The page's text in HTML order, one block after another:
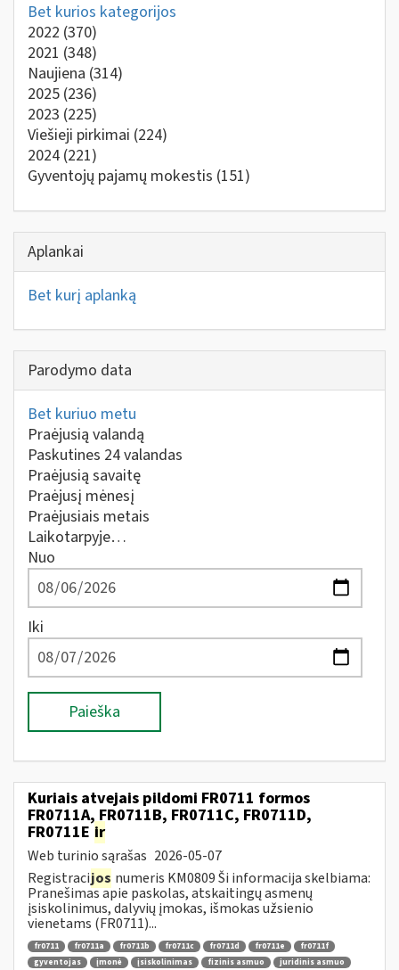
Bet kurios kategorijos
2022 (370)
2021 (348)
Naujiena (314)
2025 (236)
2023 (225)
Viešieji pirkimai (224)
2024 (221)
Gyventojų pajamų mokestis (151)
Aplankai
Bet kurį aplanką
Parodymo data
Bet kuriuo metu
Praėjusią valandą
Paskutines 24 valandas
Praėjusią savaitę
Praėjusį mėnesį
Praėjusiais metais
Laikotarpyje…
Nuo
Iki
Paieška
Kuriais atvejais pildomi FR0711 formos
FR0711A, FR0711B, FR0711C, FR0711D,
FR0711E ir
Web turinio sąrašas 2026-05-07
Registracijos numeris KM0809 Ši informacija skelbiama:
Pranešimas apie paskolas, atskaitingų asmenų
įsiskolinimus, dalyvių įmokas, išmokas užsienio
vienetams (FR0711)...
fr0711 fr0711a fr0711b fr0711c fr0711d fr0711e
fr0711f
gyventojas
įmonė įsiskolinimas fizinis asmuo
juridinis asmuo